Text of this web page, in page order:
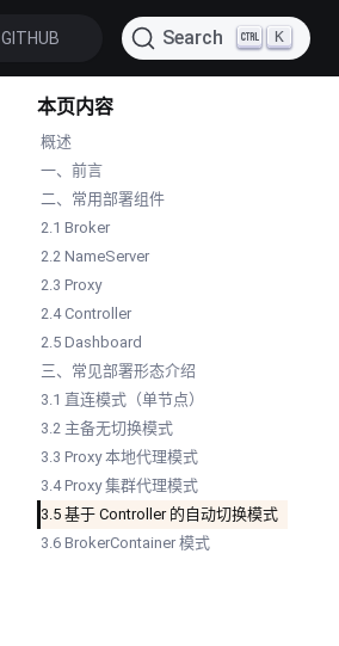
GITHUB Search K
本页内容
概述
一、前言
二、常用部署组件
2.1 Broker
2.2 NameServer
2.3 Proxy
2.4 Controller
2.5 Dashboard
三、常见部署形态介绍
3.1 直连模式（单节点）
3.2 主备无切换模式
3.3 Proxy 本地代理模式
3.4 Proxy 集群代理模式
3.5 基于 Controller 的自动切换模式
3.6 BrokerContainer 模式